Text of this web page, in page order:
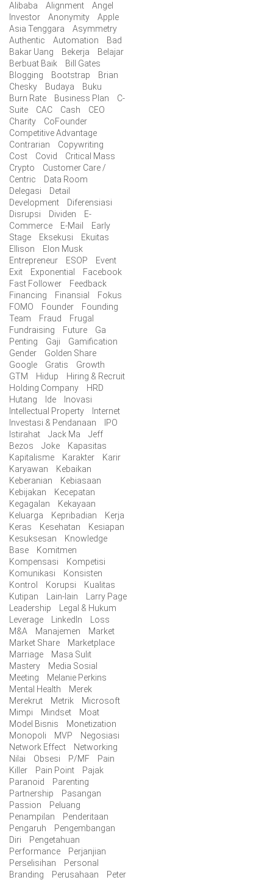
Alibaba
Alignment
Angel
Investor
Anonymity
Apple
Asia Tenggara
Asymmetry
Authentic
Automation
Bad
Bakar Uang
Bekerja
Belajar
Berbuat Baik
Bill Gates
Blogging
Bootstrap
Brian
Chesky
Budaya
Buku
Burn Rate
Business Plan
C-
Suite
CAC Cash
CEO
Charity
CoFounder
Competitive Advantage
Contrarian
Copywriting
Cost
Covid
Critical Mass
Crypto
Customer Care /
Centric
Data Room
Delegasi
Detail
Development
Diferensiasi
Disrupsi
Dividen
E-
Commerce
E-Mail
Early
Stage
Eksekusi
Ekuitas
Ellison
Elon Musk
Entrepreneur
ESOP
Event
Exit
Exponential
Facebook
Fast Follower
Feedback
Financing
Finansial
Fokus
FOMO
Founder
Founding
Team
Fraud
Frugal
Fundraising
Future
Ga
Penting
Gaji
Gamification
Gender
Golden Share
Google
Gratis
Growth
GTM
Hidup
Hiring & Recruit
Holding Company
HRD
Hutang
Ide
Inovasi
Intellectual Property
Internet
Investasi & Pendanaan
IPO
Istirahat
Jack Ma
Jeff
Bezos
Joke
Kapasitas
Kapitalisme
Karakter
Karir
Karyawan
Kebaikan
Keberanian
Kebiasaan
Kebijakan
Kecepatan
Kegagalan
Kekayaan
Keluarga
Kepribadian
Kerja
Keras
Kesehatan
Kesiapan
Kesuksesan
Knowledge
Base
Komitmen
Kompensasi
Kompetisi
Komunikasi
Konsisten
Kontrol
Korupsi
Kualitas
Kutipan
Lain-lain
Larry Page
Leadership
Legal & Hukum
Leverage
LinkedIn
Loss
M&A
Manajemen
Market
Market Share
Marketplace
Marriage
Masa Sulit
Mastery
Media Sosial
Meeting
Melanie Perkins
Mental Health
Merek
Merekrut
Metrik
Microsoft
Mimpi
Mindset
Moat
Model Bisnis
Monetization
Monopoli
MVP
Negosiasi
Network Effect
Networking
Nilai
Obsesi P/MF
Pain
Killer
Pain Point
Pajak
Paranoid
Parenting
Partnership
Pasangan
Passion
Peluang
Penampilan
Penderitaan
Pengaruh
Pengembangan
Diri
Pengetahuan
Performance
Perjanjian
Perselisihan
Personal
Branding
Perusahaan
Peter